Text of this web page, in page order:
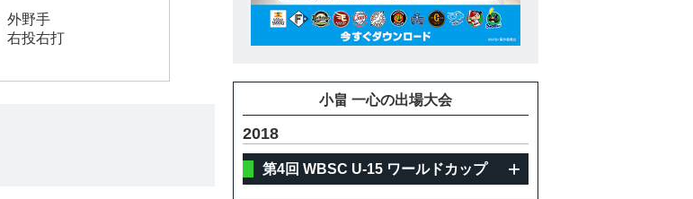
外野手
右投右打
小畠 一心の出場大会
2018
第4回 WBSC U-15 ワールドカップ